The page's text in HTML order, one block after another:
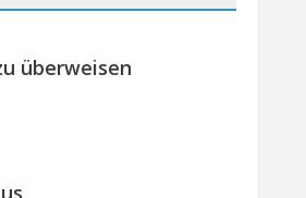
überweisen